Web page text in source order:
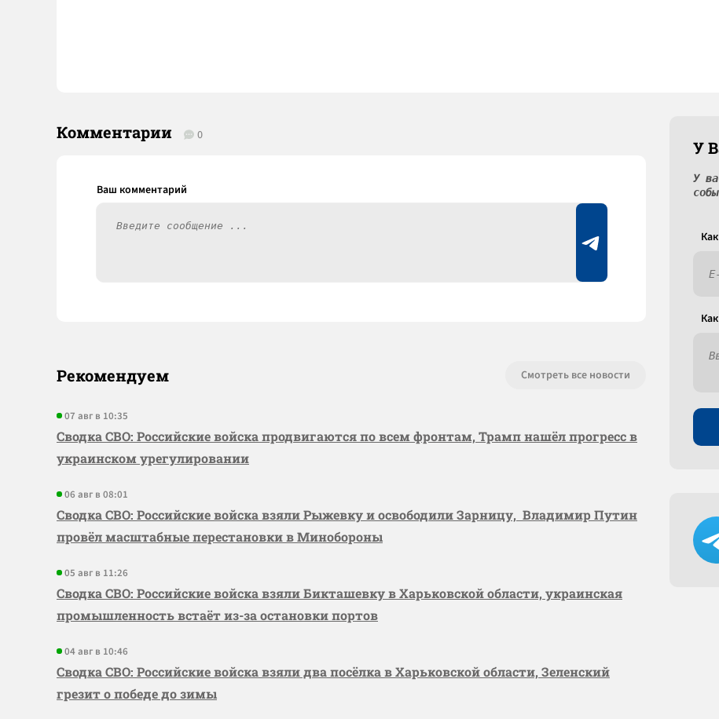
Комментарии 0
Рекомендуем Смотреть все новости
07 авг в 10:35
Сводка СВО: Российские войска продвигаются по всем фронтам, Трамп нашёл прогресс в
украинском урегулировании
06 авг в 08:01
Сводка СВО: Российские войска взяли Рыжевку и освободили Зарницу, Владимир Путин
провёл масштабные перестановки в Минобороны
05 авг в 11:26
Сводка СВО: Российские войска взяли Бикташевку в Харьковской области, украинская
промышленность встаёт из-за остановки портов
04 авг в 10:46
Сводка СВО: Российские войска взяли два посёлка в Харьковской области, Зеленский
грезит о победе до зимы
У
У